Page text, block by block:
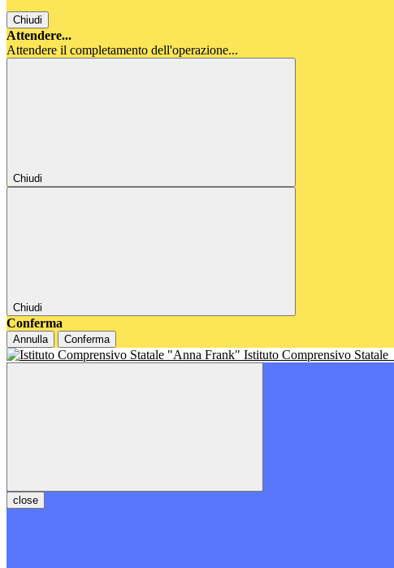
Chiudi
Attendere...
Attendere il completamento dell'operazione...
Chiudi
Chiudi
Conferma
Annulla Conferma
Istituto Comprensivo Statale
close